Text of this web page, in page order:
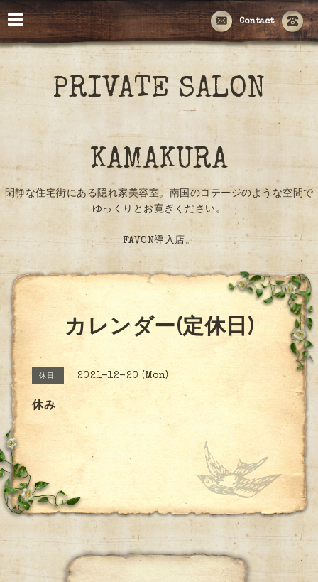
Contact
PRIVATE SALON
KAMAKURA
閑静な住宅街にある隠れ家美容室。南国のコテージのような空間で
ゆっくりとお寛ぎください。
FAVON導入店。
カレンダー(定休日)
休日 2021-12-20 (Mon)
休み